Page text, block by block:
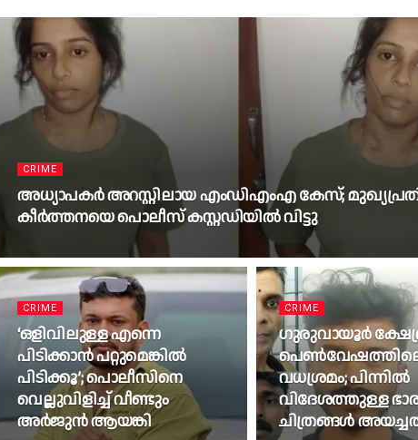
CRIME
അധ്യാപകർ അറസ്റ്റിലായ എംഡിഎംഎ കേസ്;
കീർത്തനയെ പൊലീസ് കസ്റ്റഡിയിൽ വിട്ടു
CRIME
‘ഒളിവിലുള്ള എന്നെ
പിടിക്കാൻ പറ്റുമെങ്കിൽ
പിടിക്കൂ’; പൊലീസിനെ
വെല്ലുവിളിച്ച് വീണ്ടും
അർജുൻ ആയങ്കി
CRIME
ഗുരുവായൂർ
വധശ്രമം; പിന്നിൽ
വിദേശത്തുള്ള
ചിത്രങ്ങൾ